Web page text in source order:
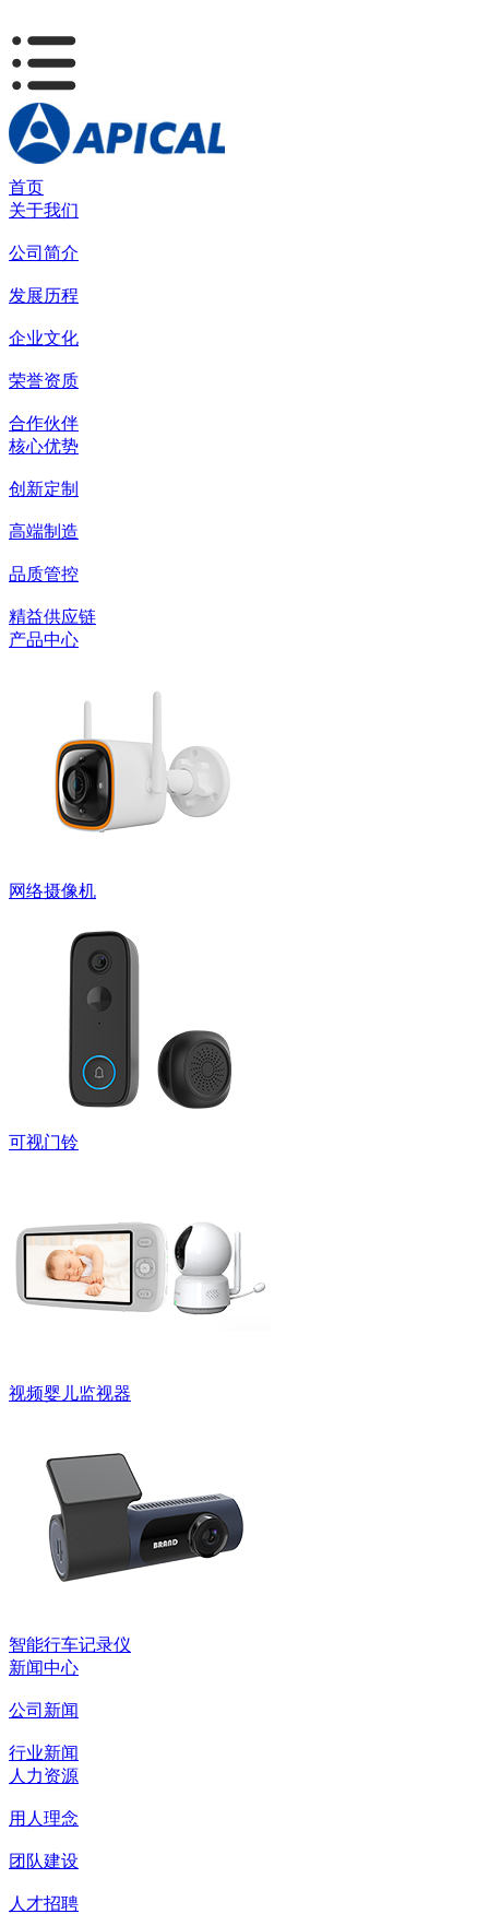
首页
关于我们
公司简介
发展历程
企业文化
荣誉资质
合作伙伴
核心优势
创新定制
高端制造
品质管控
精益供应链
产品中心
网络摄像机
可视门铃
视频婴儿监视器
智能行车记录仪
新闻中心
公司新闻
行业新闻
人力资源
用人理念
团队建设
人才招聘